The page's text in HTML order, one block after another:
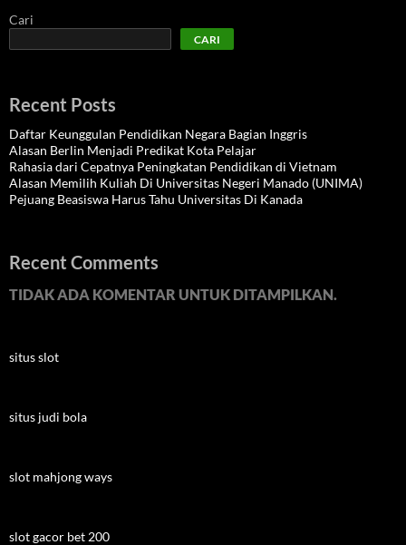
Cari
CARI
Recent Posts
Daftar Keunggulan Pendidikan Negara Bagian Inggris
Alasan Berlin Menjadi Predikat Kota Pelajar
Rahasia dari Cepatnya Peningkatan Pendidikan di Vietnam
Alasan Memilih Kuliah Di Universitas Negeri Manado (UNIMA)
Pejuang Beasiswa Harus Tahu Universitas Di Kanada
Recent Comments
TIDAK ADA KOMENTAR UNTUK DITAMPILKAN.
situs slot
situs judi bola
slot mahjong ways
slot gacor bet 200